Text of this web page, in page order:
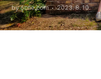
by 6cne.com 2023. 8. 10.